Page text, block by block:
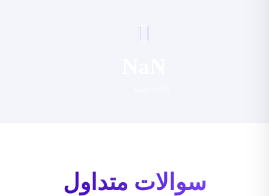
سوالات متداول